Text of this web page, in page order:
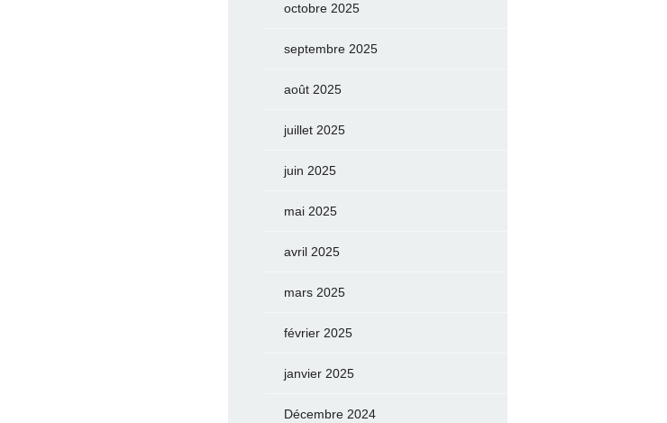
octobre 2025
septembre 2025
août 2025
juillet 2025
juin 2025
mai 2025
avril 2025
mars 2025
février 2025
janvier 2025
Décembre 2024